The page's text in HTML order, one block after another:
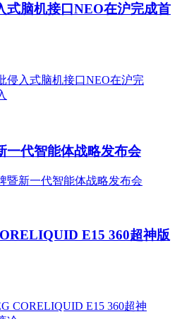
式脑机接口NEO在沪完成首
一代智能体战略发布会
E15 360超神版